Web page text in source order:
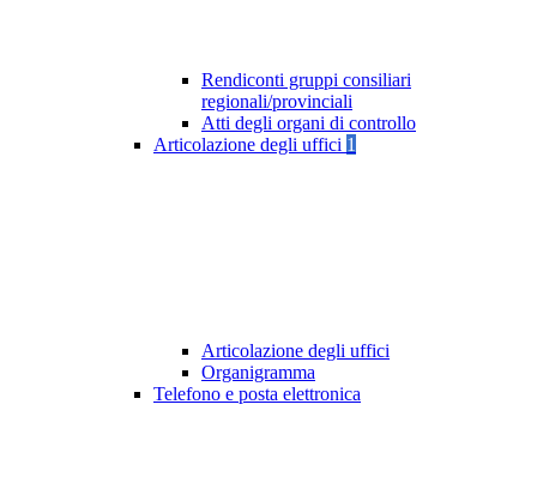
Rendiconti gruppi consiliari
regionali/provinciali
Atti degli organi di controllo
Articolazione degli uffici 1
Articolazione degli uffici
Organigramma
Telefono e posta elettronica